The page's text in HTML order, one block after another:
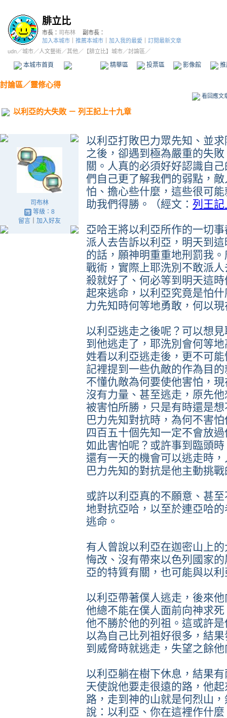
腓立比
市長： 司布林
副市長：
加入本城市
推薦本城市 加入我的最愛
訂閱最新文章
udn／城市／人文藝術／其他 ／ 【腓立比】城市／討論區／
本城市首頁 精華區 投票區 影像館
討論區／靈修心得
看回應文
以利亞的大失敗 － 列王記上十九章
司布林
等級：8
留言｜ 加入好友
以利亞打敗巴力眾先知、並
之後，卻遇到極為嚴重的失
關。人真的必須好好認識自
們自己更了解我們的弱點，
怕、擔心些什麼，這些很可
助我們得勝。（經文： 列王
亞哈王將以利亞所作的一切
派人去告訴以利亞，明天到
的話，願神明重重地刑罰我
戰術，實際上耶洗別不敢派
殺就好了、何必等到明天這
起來逃命，以利亞究竟是怕
力先知時何等地勇敢，何以
以利亞逃走之後呢？可以想
到他逃走了，耶洗別會何等
姓看以利亞逃走後，更不可
記裡提到一些仇敵的作為目
不懂仇敵為何要使他害怕，
沒有力量、甚至逃走，原先
被害怕所勝，只是有時還是
巴力先知對抗時，為何不害
四百五十個先知一定不會放
如此害怕呢？或許事到臨頭
還有一天的機會可以逃走時
巴力先知的對抗是他主動挑
或許以利亞真的不願意、甚
地對抗亞哈，以至於連亞哈
逃命。
有人曾說以利亞在迦密山上
悔改、沒有帶來以色列國家
亞的特質有關，也可能與以
以利亞帶著僕人逃走，後來
他總不能在僕人面前向神求
他不勝於他的列祖。這或許
以為自己比列祖好很多，結
到威脅時就逃走，失望之餘
以利亞躺在樹下休息，結果
天使說他要走很遠的路，他
路，走到神的山就是何烈山
說：以利亞、你在這裡作什